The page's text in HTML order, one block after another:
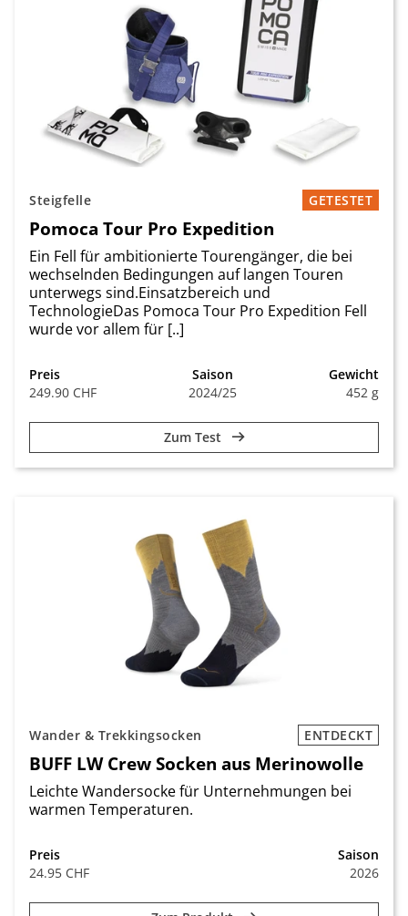
Steigfelle GETESTET
Pomoca Tour Pro Expedition
Ein Fell für ambitionierte Tourengänger, die bei
wechselnden Bedingungen auf langen Touren
unterwegs sind.Einsatzbereich und
TechnologieDas Pomoca Tour Pro Expedition Fell
wurde vor allem für [..]
Preis
249.90 CHF
Saison
2024/25
Gewicht
452 g
Zum Test
Wander & Trekkingsocken ENTDECKT
BUFF LW Crew Socken aus Merinowolle
Leichte Wandersocke für Unternehmungen bei
warmen Temperaturen.
Preis
24.95 CHF
Saison
2026